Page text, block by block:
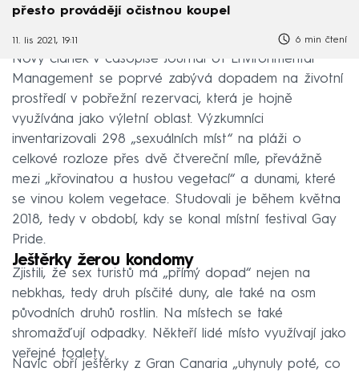
přesto provádějí očistnou koupel
11. lis 2021, 19:11 6 min čtení
Nový článek v časopise Journal of Environmental
Management se poprvé zabývá dopadem na životní
prostředí v pobřežní rezervaci, která je hojně
využívána jako výletní oblast. Výzkumníci
inventarizovali 298 „sexuálních míst“ na pláži o
celkové rozloze přes dvě čtvereční míle, převážně
mezi „křovinatou a hustou vegetací“ a dunami, které
se vinou kolem vegetace. Studovali je během května
2018, tedy v období, kdy se konal místní festival Gay
Pride.
Ještěrky žerou kondomy
Zjistili, že sex turistů má „přímý dopad“ nejen na
nebkhas, tedy druh písčité duny, ale také na osm
původních druhů rostlin. Na místech se také
shromažďují odpadky. Někteří lidé místo využívají jako
veřejné toalety.
Navíc obří ještěrky z Gran Canaria „uhynuly poté, co